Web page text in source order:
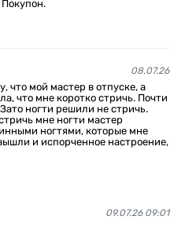
08.07.26
что мой мастер в отпуске, а
что мне коротко стричь. Почти
ногти решили не стричь.
мне ногти мастер
ногтями, которые мне
и испорченное настроение,
09.07.26 09:01